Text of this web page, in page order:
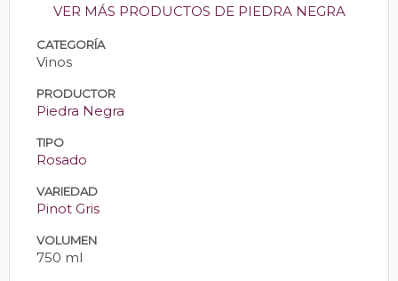
VER MÁS PRODUCTOS DE PIEDRA NEGRA
CATEGORÍA
Vinos
PRODUCTOR
Piedra Negra
TIPO
Rosado
VARIEDAD
Pinot Gris
VOLUMEN
750 ml